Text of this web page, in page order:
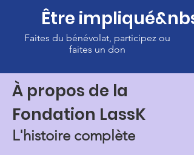
Être
Faites du bénévolat, participez ou
faites un don
À propos de la
Fondation LassK
L'histoire complète